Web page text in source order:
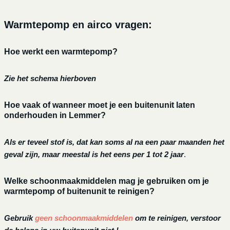
Warmtepomp en airco vragen:
Hoe werkt een warmtepomp?
Zie het schema hierboven
Hoe vaak of wanneer moet je een buitenunit laten
onderhouden in Lemmer?
Als er teveel stof is, dat kan soms al na een paar maanden het
geval zijn, maar meestal is het eens per 1 tot 2 jaar.
Welke schoonmaakmiddelen mag je gebruiken om je
warmtepomp of buitenunit te reinigen?
Gebruikgeen schoonmaakmiddelen om te reinigen, verstoor